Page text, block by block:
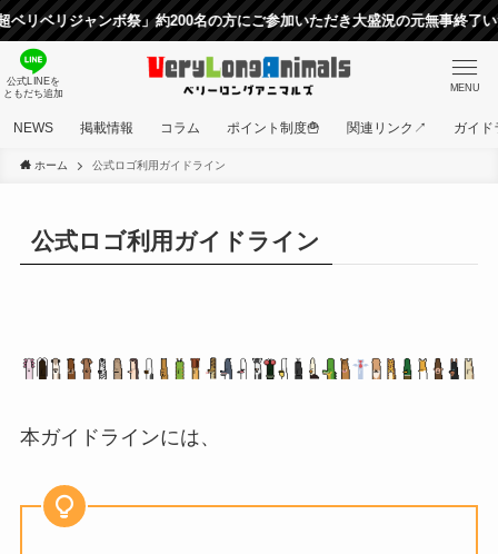
リジャンボ祭」約200名の方にご参加いただき大盛況の元無事終了いたし
公式LINEを
ともだち追加
MENU
NEWS 掲載情報 コラム ポイント制度🍟 関連リンク↗ ガイド
ホーム 公式ロゴ利用ガイドライン
公式ロゴ利用ガイドライン
本ガイドラインには、